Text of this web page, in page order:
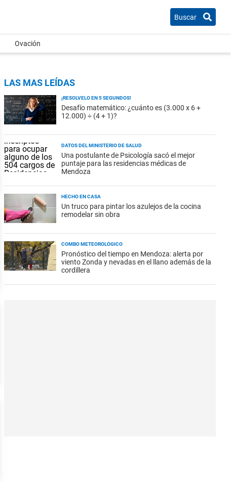
Buscar
Ovación
LAS MAS LEÍDAS
¡RESOLVELO EN 5 SEGUNDOS!
Desafío matemático: ¿cuánto es (3.000 x 6 +
12.000) ÷ (4 + 1)?
DATOS DEL MINISTERIO DE SALUD
Una postulante de Psicología sacó el mejor
puntaje para las residencias médicas de
Mendoza
HECHO EN CASA
Un truco para pintar los azulejos de la cocina
remodelar sin obra
COMBO METEOROLÓGICO
Pronóstico del tiempo en Mendoza: alerta por
viento Zonda y nevadas en el llano además de la
cordillera